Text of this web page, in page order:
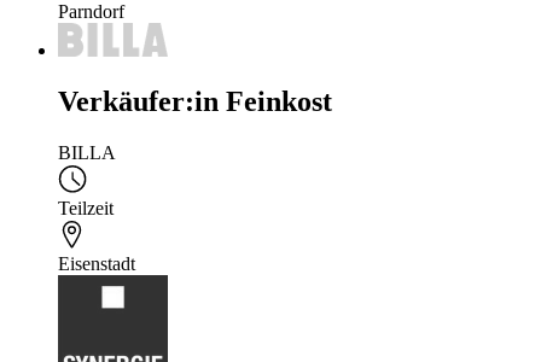
Parndorf
Verkäufer:in Feinkost
BILLA
Teilzeit
Eisenstadt